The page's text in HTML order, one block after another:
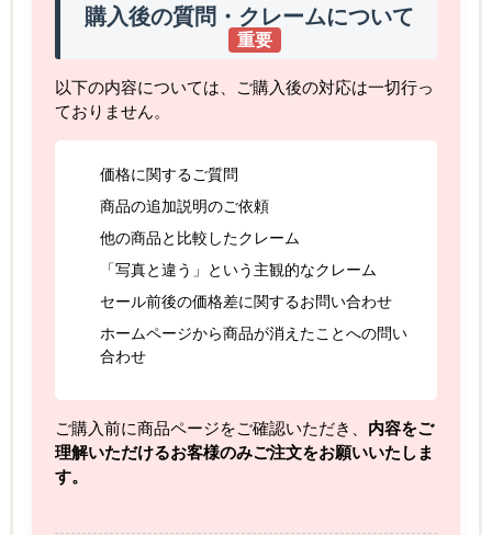
購入後の質問・クレームについて
重要
以下の内容については、ご購入後の対応は一切行っ
ておりません。
価格に関するご質問
商品の追加説明のご依頼
他の商品と比較したクレーム
「写真と違う」という主観的なクレーム
セール前後の価格差に関するお問い合わせ
ホームページから商品が消えたことへの問い
合わせ
ご購入前に商品ページをご確認いただき、 内容をご
理解いただけるお客様のみご注文をお願いいたしま
す。